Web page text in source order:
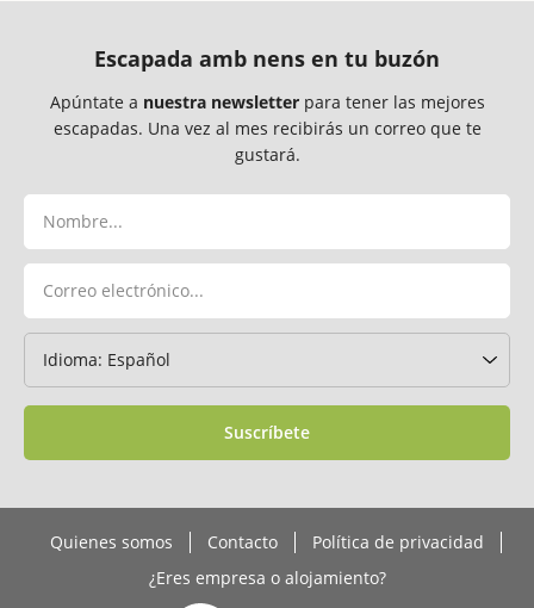
Escapada amb nens en tu buzón
Apúntate a nuestra newsletterpara tener las mejores
escapadas. Una vez al mes recibirás un correo que te
gustará.
Suscríbete
Quienes somos Contacto
Política de privacidad
¿Eres empresa o alojamiento?